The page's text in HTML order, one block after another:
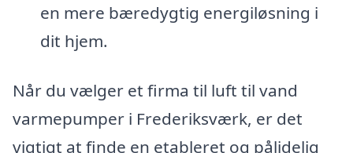
en mere bæredygtig energiløsning i
dit hjem.
Når du vælger et firma til luft til vand
varmepumper i Frederiksværk, er det
vigtigt at finde en etableret og pålidelig